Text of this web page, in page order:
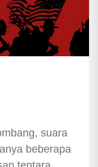
suara
beberapa